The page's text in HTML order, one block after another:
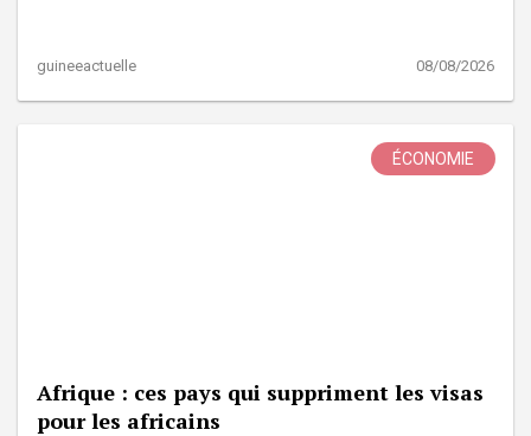
guineeactuelle 08/08/2026
ÉCONOMIE
Afrique : ces pays qui suppriment les visas
pour les africains